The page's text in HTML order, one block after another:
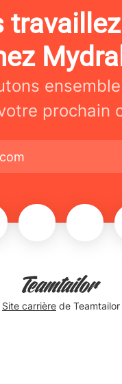
prochain
Site carrière de Teamtailor